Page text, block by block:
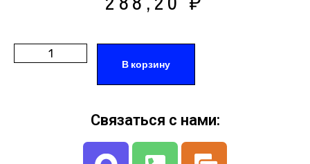
В корзину
Связаться с нами: